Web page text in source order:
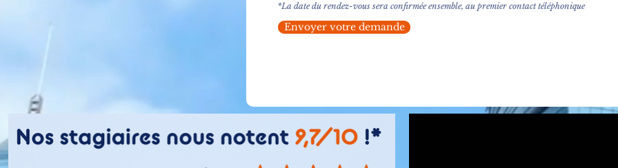
*La date du rendez-vous sera confirmée ensemble, au premier contact téléphonique
Envoyer votre demande